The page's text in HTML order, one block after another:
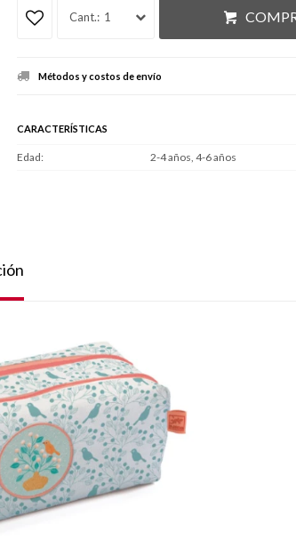
1
Métodos y costos de envío
CARACTERÍSTICAS
Edad 2-4 años, 4-6 años